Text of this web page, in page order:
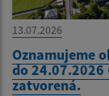
13.07.2026
Oznamujeme
do 24.07.2026
zatvorená.